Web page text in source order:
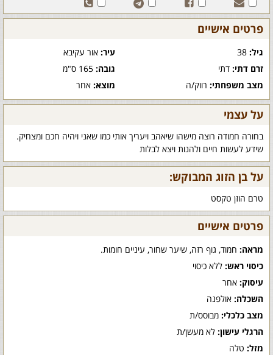
פרטים אישיים
גיל: עיר:אור עקיבא
זרם דתי: דתי גובה:165 ס"מ
מצב משפחתי: רווק/ה מוצא:אחר
על עצמי
בחורה חמודה רוצה מישהו שיאהב ויעריך אותי כמו שאני ויהיה חכם ומצחיק.
שידע לעשות חיים ולהנות ויצא לבלות
על בן הזוג המבוקש:
טרם הוזן טקסט
פרטים אישיים
מראה: חמוד, גוף רזה, שיער שחור, עיניים חומות.
כיסוי ראש: ללא כיסוי
עיסוק: אחר
השכלה: אולפנה
מצב כלכלי: מבוסס/ת
הרגלי עישון: לא מעשן/ת
מזל: טלה